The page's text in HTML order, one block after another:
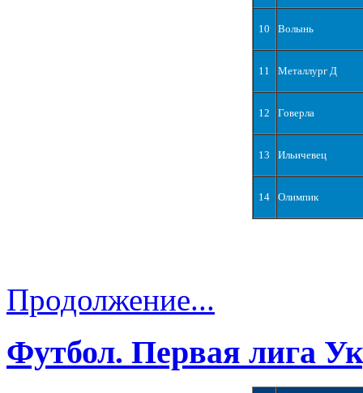
10 Волынь
11 Металлург Д
12 Говерла
13 Ильичевец
14 Олимпик
Продолжение...
Футбол. Первая лига